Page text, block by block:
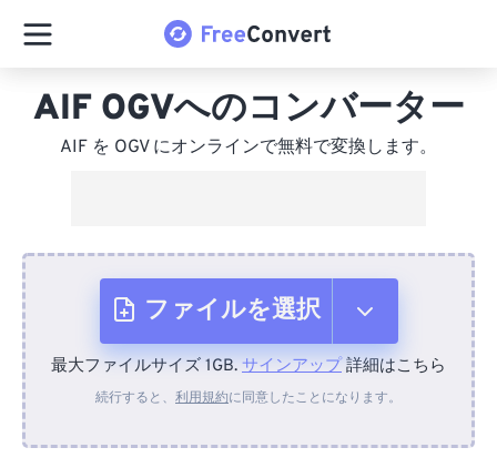
AIF OGVへのコンバーター
AIF を OGV にオンラインで無料で変換します。
ファイルを選択
デバイスから
最大ファイルサイズ 1GB. サインアップ詳細はこちら
続行すると、 利用規約に同意したことになります。